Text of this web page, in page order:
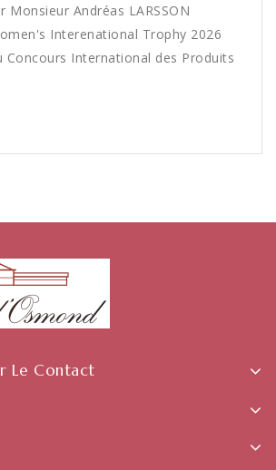
Monsieur Andréas LARSSON
Interenational Trophy 2026
Concours International des Produits
Le Contact